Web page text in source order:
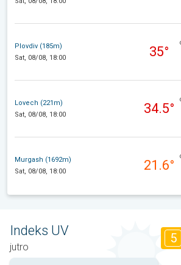
Plovdiv (185m)
Sat, 08/08, 18:00
35°
Lovech (221m)
Sat, 08/08, 18:00
34.5°
Murgash (1692m)
Sat, 08/08, 18:00
21.6°
Indeks UV
jutro
5